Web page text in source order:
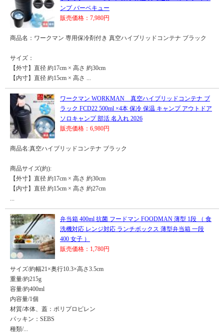
ンプ バーベキュー
販売価格：7,980円
商品名：ワークマン 専用保冷剤付き 真空ハイブリッドコンテナ ブラック
サイズ：
【外寸】直径 約17cm × 高さ 約30cm
【内寸】直径 約15cm × 高さ ...
ワークマン WORKMAN 真空ハイブリッドコンテナ ブ
ラック FCD22 500ml ×4本 保冷 保温 キャンプ アウトドア
ソロキャンプ 部活 名入れ 2026
販売価格：6,980円
商品名:真空ハイブリッドコンテナ ブラック
商品サイズ(約):
【外寸】直径 約17cm × 高さ 約30cm
【内寸】直径 約15cm × 高さ 約27cm
...
弁当箱 400ml 抗菌 フードマン FOODMAN 薄型 1段 （ 食
洗機対応 レンジ対応 ランチボックス 薄型弁当箱 一段
400 女子 ）
販売価格：1,780円
サイズ/約幅21×奥行10.3×高さ3.5cm
重量/約215g
容量/約400ml
内容量/1個
材質/本体、蓋：ポリプロピレン
パッキン：SEBS
種類/...